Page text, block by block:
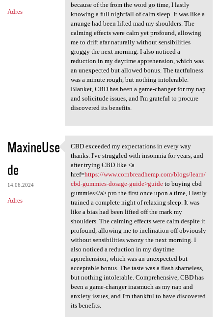
Adres
because of the from the word go time, I lastly
knowing a full nightfall of calm sleep. It was like a
arrange had been lifted mad my shoulders. The
calming effects were calm yet profound, allowing
me to drift afar naturally without sensibilities
groggy the next morning. I also noticed a
reduction in my daytime apprehension, which was
an unexpected but allowed bonus. The tactfulness
was a minute rough, but nothing intolerable.
Blanket, CBD has been a game-changer for my nap
and solicitude issues, and I'm grateful to procure
discovered its benefits.
MaxineUse
de
14.06.2024
Adres
CBD exceeded my expectations
CBD exceeded my expectations in every way
thanks. I've struggled with insomnia for years, and
after trying CBD like <a
href=https://www.cornbreadhemp.com/blogs/learn/
cbd-gummies-dosage-guide>guideto buying cbd
gummies</a> pro the first once upon a time, I lastly
trained a complete night of relaxing sleep. It was
like a bias had been lifted off the mark my
shoulders. The calming effects were calm despite it
profound, allowing me to inclination off obviously
without sensibilities woozy the next morning. I
also noticed a reduction in my daytime
apprehension, which was an unexpected but
acceptable bonus. The taste was a flash shameless,
but nothing intolerable. Comprehensive, CBD has
been a game-changer inasmuch as my nap and
anxiety issues, and I'm thankful to have discovered
its benefits.